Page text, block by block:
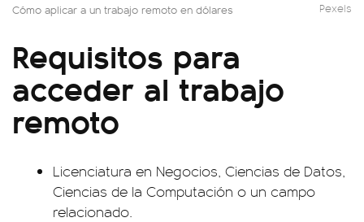
Cómo aplicar a un trabajo remoto en dólares Pexels
Requisitos para
acceder al trabajo
remoto
Licenciatura en Negocios, Ciencias de Datos,
Ciencias de la Computación o un campo
relacionado.